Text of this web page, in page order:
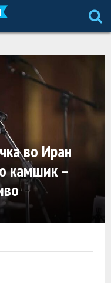
во Иран
камшик –